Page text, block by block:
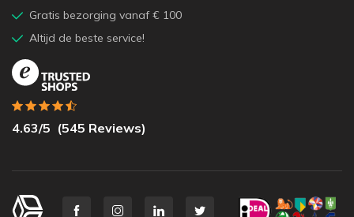
Gratis bezorging vanaf € 100
Altijd de beste service!
4.63/5 (545 Reviews)